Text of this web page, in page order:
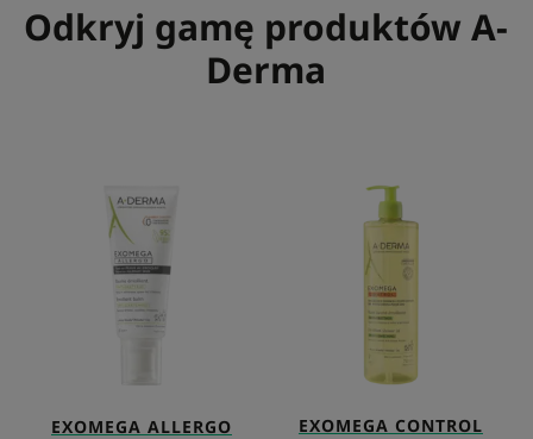
Odkryj gamę produktów A-
Derma
ALLERGO
Balsam
emolient
-
kosmetyk
EXOMEGA ALLERGO
Olejek
emolient
prysznic
EXOMEGA CONTROL